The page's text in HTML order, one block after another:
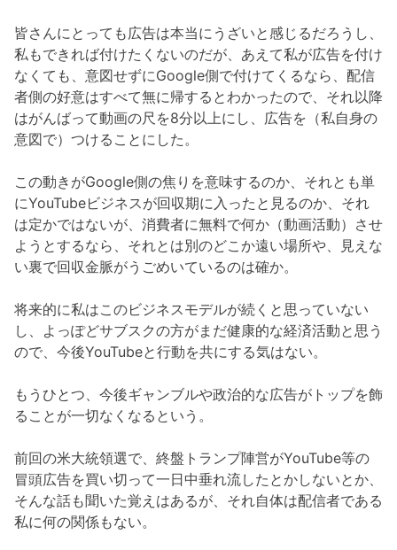
皆さんにとっても広告は本当にうざいと感じるだろうし、
私もできれば付けたくないのだが、あえて私が広告を付け
なくても、意図せずにGoogle側で付けてくるなら、配信
者側の好意はすべて無に帰するとわかったので、それ以降
はがんばって動画の尺を8分以上にし、広告を（私自身の
意図で）つけることにした。
この動きがGoogle側の焦りを意味するのか、それとも単
にYouTubeビジネスが回収期に入ったと見るのか、それ
は定かではないが、消費者に無料で何か（動画活動）させ
ようとするなら、それとは別のどこか遠い場所や、見えな
い裏で回収金脈がうごめいているのは確か。
将来的に私はこのビジネスモデルが続くと思っていない
し、よっぽどサブスクの方がまだ健康的な経済活動と思う
ので、今後YouTubeと行動を共にする気はない。
もうひとつ、今後ギャンブルや政治的な広告がトップを飾
ることが一切なくなるという。
前回の米大統領選で、終盤トランプ陣営がYouTube等の
冒頭広告を買い切って一日中垂れ流したとかしないとか、
そんな話も聞いた覚えはあるが、それ自体は配信者である
私に何の関係もない。